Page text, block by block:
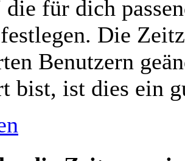
die für dich
Die
Benutzern
bist, ist dies ein